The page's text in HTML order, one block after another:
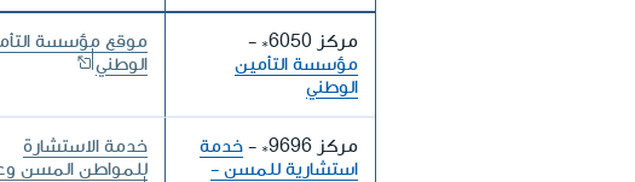
مركز *6050
-
مؤسسة التأمين
الوطني
موقع مؤسسة
الوطني
مركز *9696
- خدمة
استشارية للمسن -
خدمة الاستشارة
للمواطن المسن